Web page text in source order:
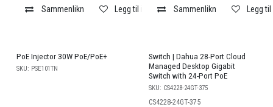
Sammenlikn Legg til i ønskelisteSammenlikn Legg
PoE Injector 30W PoE/PoE+
SKU: PSE101TN
Switch | Dahua 28-Port Cloud
Managed Desktop Gigabit
Switch with 24-Port PoE
SKU: CS4228-24GT-375
CS4228-24GT-375